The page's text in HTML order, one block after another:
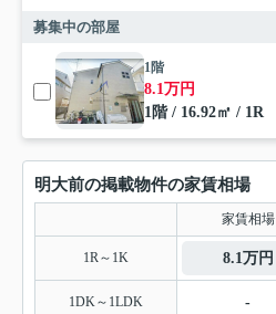
募集中の部屋
1階
8.1万円
1階 / 16.92㎡ / 1R
明大前の掲載物件の家賃相場
家賃相場
1R～1K 8.1万円
1DK～1LDK -